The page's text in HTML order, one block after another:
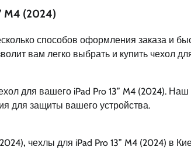
M4 (2024)
способов оформления заказа и
вам легко выбрать и купить чехол
для вашего iPad Pro 13” M4 (2024).
для защиты вашего устройства.
, чехлы для iPad Pro 13” M4 (2024) в